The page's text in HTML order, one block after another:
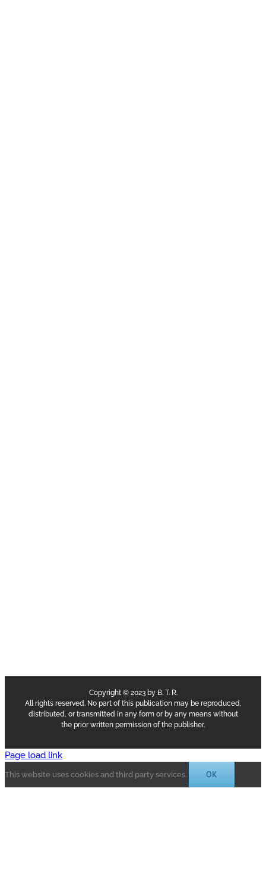
Copyright © 2023 by B. T. R.
All rights reserved. No part of this publication may be reproduced,
distributed, or transmitted in any form or by any means without
the prior written permission of the publisher.
Page load link
This website uses cookies and third party services. OK